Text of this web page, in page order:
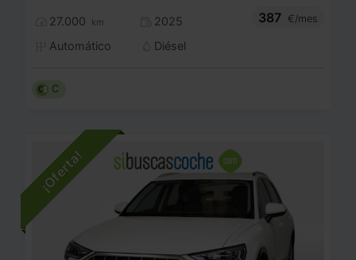
27.000 km
2025
Automático
Diésel
387
€/mes
C